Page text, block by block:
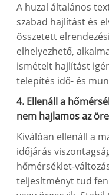
A huzal általános
szabad hajlítást és
összetett
elhelyezhető,
ismételt hajlítást
telepítés idő- és
4. Ellenáll a
nem hajlamos az
Kiválóan ellenáll a
időjárás
hőmérséklet-
teljesítményt tud